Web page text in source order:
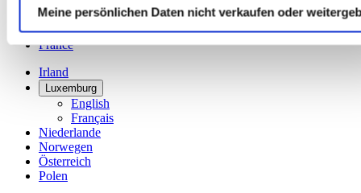
Meine persönlichen Daten nicht verkaufen oder
Deutschland
Finnland
France
Irland
Luxemburg
English
Français
Niederlande
Norwegen
Österreich
Polen